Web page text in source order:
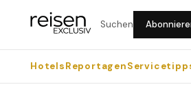
Suchen
HotelsReportagen